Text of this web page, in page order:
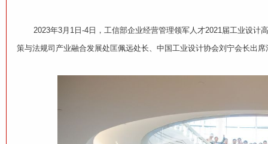
2023年3月1日-4日，工信部企业经营管理领军人才2021届工业设计
策与法规司产业融合发展处匡佩远处长、中国工业设计协会刘宁会长出